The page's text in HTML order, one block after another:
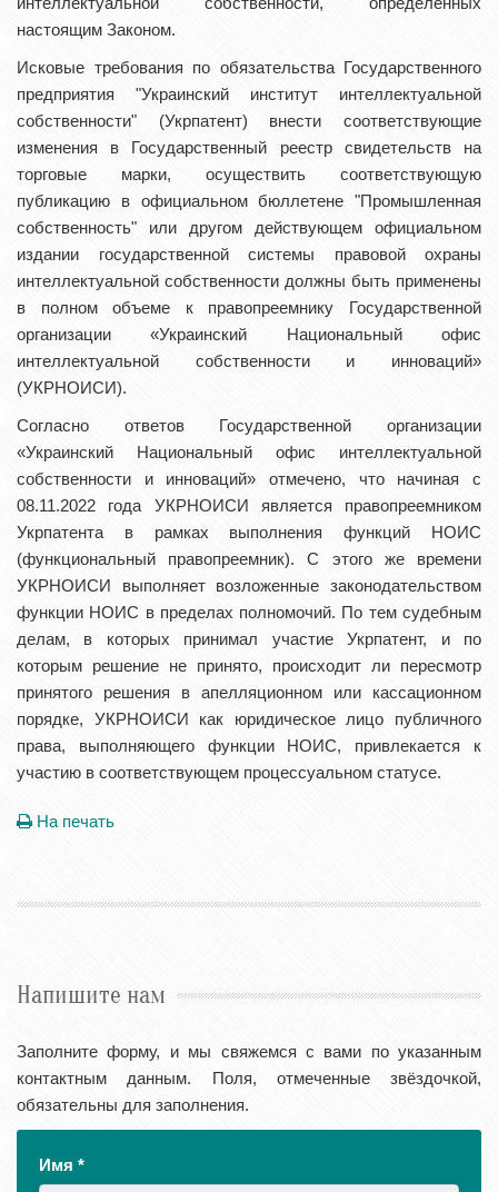
настоящим Законом.
Исковые требования по обязательства Государственного
предприятия "Украинский институт интеллектуальной
собственности" (Укрпатент) внести соответствующие
изменения в Государственный реестр свидетельств на
торговые марки, осуществить соответствующую
публикацию в официальном бюллетене "Промышленная
собственность" или другом действующем официальном
издании государственной системы правовой охраны
интеллектуальной собственности должны быть применены
в полном объеме к правопреемнику Государственной
организации «Украинский Национальный офис
интеллектуальной собственности и инноваций»
(УКРНОИСИ).
Согласно ответов Государственной организации
«Украинский Национальный офис интеллектуальной
собственности и инноваций» отмечено, что начиная с
08.11.2022 года УКРНОИСИ является правопреемником
Укрпатента в рамках выполнения функций НОИС
(функциональный правопреемник). С этого же времени
УКРНОИСИ выполняет возложенные законодательством
функции НОИС в пределах полномочий. По тем судебным
делам, в которых принимал участие Укрпатент, и по
которым решение не принято, происходит ли пересмотр
принятого решения в апелляционном или кассационном
порядке, УКРНОИСИ как юридическое лицо публичного
права, выполняющего функции НОИС, привлекается к
участию в соответствующем процессуальном статусе.
На печать
Напишите нам
Заполните форму, и мы свяжемся с вами по указанным
контактным данным. Поля, отмеченные звёздочкой,
обязательны для заполнения.
Имя *